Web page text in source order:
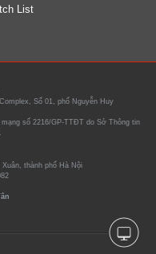
List
Số 01, phố Nguyễn Huy
số 2216/GP-TTĐT do Sở Thông tin
thành phố Hà Nội